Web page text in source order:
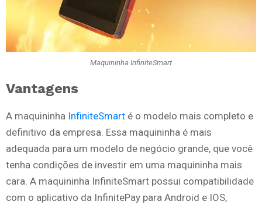
Maquininha InfiniteSmart
Vantagens
A maquininha InfiniteSmart é o modelo mais completo e
definitivo da empresa. Essa maquininha é mais
adequada para um modelo de negócio grande, que você
tenha condições de investir em uma maquininha mais
cara. A maquininha InfiniteSmart possui compatibilidade
com o aplicativo da InfinitePay para Android e IOS,